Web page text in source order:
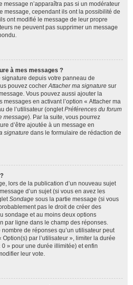
message n’apparaîtra pas si un modérateur
message, cependant ils ont la possibilité de
ont modifié le message de leur propre
ne peuvent pas supprimer un message
à mes messages ?
signature depuis votre panneau de
pouvez cocherAttacher ma signature sur
Vous pouvez aussi ajouter la
messages en activant l’option « Attacher ma
de l’utilisateur (ongletPréférences du forum
message). Par la suite, vous pourrez
d’être ajoutée à un message en
signature dans le formulaire de rédaction de
lors de la publication d’un nouveau sujet
d’un sujet (si vous en avez les
Sondage sous la partie message (si vous
pas le droit de créer des
sondage et au moins deux options
par ligne dans le champ des réponses.
de réponses qu’un utilisateur peut
par l’utilisateur », limiter la durée
» pour une durée illimitée) et enfin
leur vote.